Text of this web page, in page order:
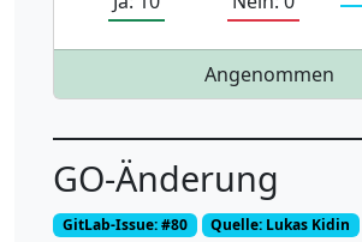
Angenommen
GO-Änderung
GitLab-Issue: #80 Quelle: Lukas Kidin